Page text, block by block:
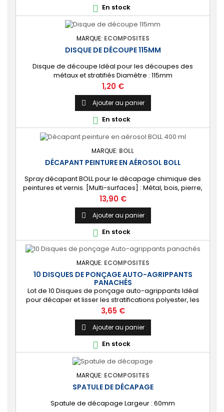
 En stock
MARQUE: ECOMPOSITES
DISQUE DE DÉCOUPE 115MM
Disque de découpe Idéal pour les découpes des
métaux et stratifiés Diamètre : 115mm
Prix
1,20 €
 Ajouter au panier
 En stock
MARQUE: BOLL
DÉCAPANT PEINTURE EN AÉROSOL BOLL
Spray décapant BOLL pour le décapage chimique des
peintures et vernis. [Multi-surfaces] : Métal, bois, pierre,
brique, etc.
Prix
13,90 €
 Ajouter au panier
 En stock
MARQUE: ECOMPOSITES
10 DISQUES DE PONÇAGE AUTO-AGRIPPANTS
PANACHÉS
Lot de 10 Disques de ponçage auto-agrippants Idéal
pour décaper et lisser les stratifications polyester, les
gelcoats, les mastics... grammages 2X60 + 4X120 +
4X240 Diamètre : 125mm
Prix
3,65 €
 Ajouter au panier
 En stock
MARQUE: ECOMPOSITES
SPATULE DE DÉCAPAGE
Spatule de décapage Largeur : 60mm